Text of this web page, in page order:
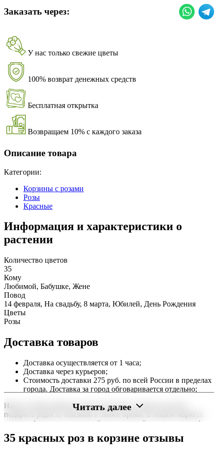
Заказать через:
У нас только свежие цветы
100% возврат денежных средств
Бесплатная открытка
Возвращаем 10% с каждого заказа
Описание товара
Категории:
Корзины с розами
Розы
Красные
Информация и характеристики о
растении
Количество цветов
35
Кому
Любимой, Бабушке, Жене
Повод
14 февраля, На свадьбу, 8 марта, Юбилей, День Рождения
Цветы
Розы
Доставка товаров
Доставка осуществляется от 1 часа;
Доставка через курьеров;
Стоимость доставки 275 руб. по всей России в пределах
города. Доставка за город обговаривается отдельно;
Наша служба работает круглосуточно, чтобы вы могли
подарить радость близким в любое время. В нашем маркете
можно оформить заказ онлайн с доставкой на дом или в офис
Читать далее
35 красных роз в корзине отзывы